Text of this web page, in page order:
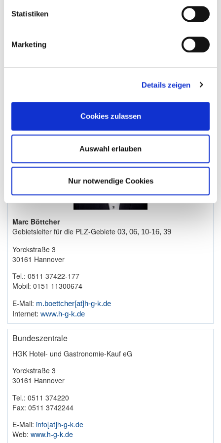
Statistiken
Marketing
Details zeigen
Cookies zulassen
Auswahl erlauben
Nur notwendige Cookies
Vorteile für DEHOGA-Mitglieder: Sie erhalten 50 % Rabatt auf
Marc Böttcher
Gebietsleiter für die PLZ-Gebiete 03, 06, 10-16, 39
Yorckstraße 3
30161 Hannover
Tel.: 0511 37422-177
Mobil: 0151 11300674
E-Mail: m.boettcher​[at]​h-g-k.de
Internet: www.h-g-k.de
Bundeszentrale
HGK Hotel- und Gastronomie-Kauf eG
Yorckstraße 3
30161 Hannover
Tel.: 0511 374220
Fax: 0511 3742244
E‑Mail: info​[at]​h‑g-k.de
Web: www.h‑g-k.de